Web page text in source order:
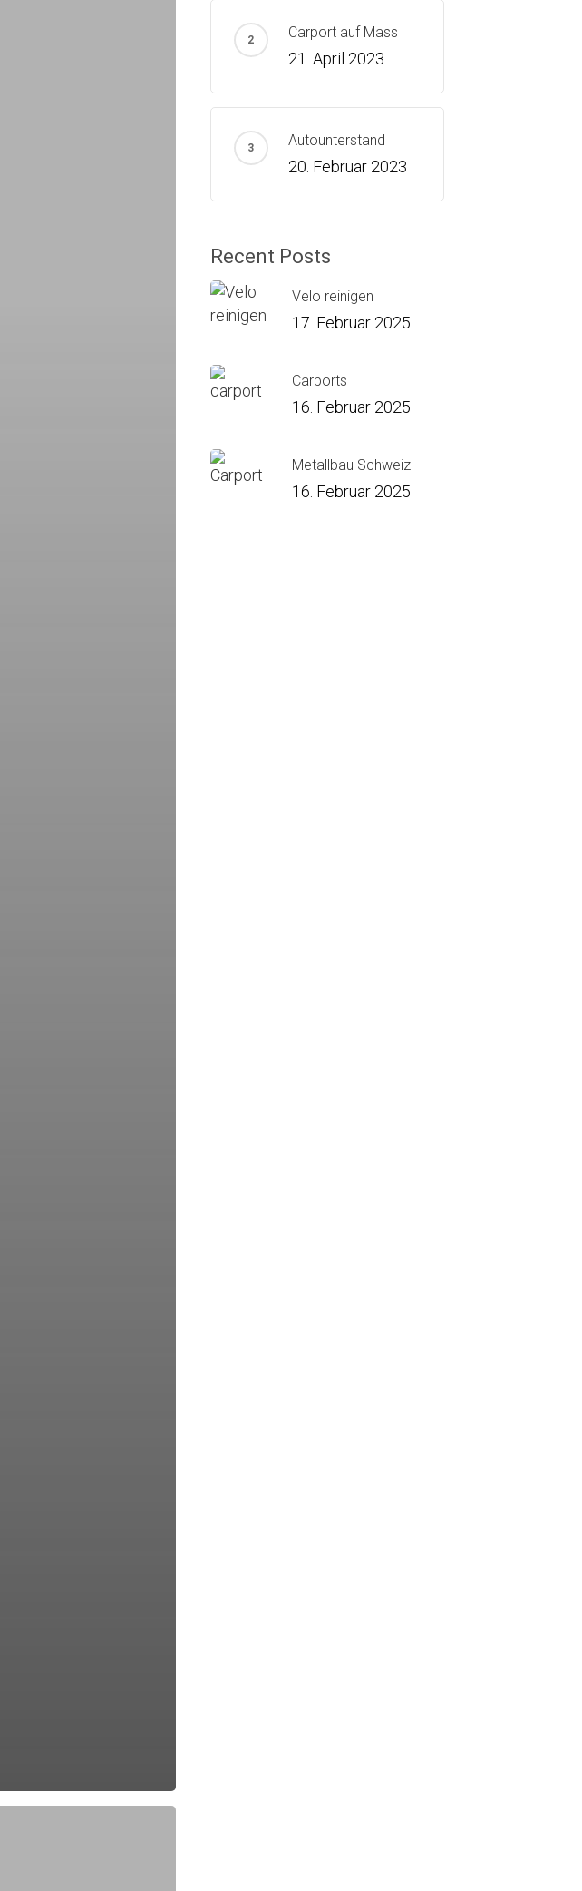
Carport auf Mass
21. April 2023
Autounterstand
20. Februar 2023
Recent Posts
Velo reinigen
17. Februar 2025
Carports
16. Februar 2025
Metallbau Schweiz
16. Februar 2025